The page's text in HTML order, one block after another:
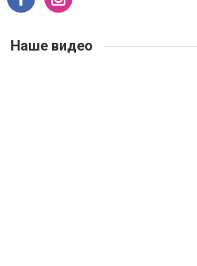
Наше видео